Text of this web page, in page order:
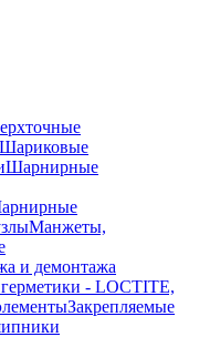
Шариковые
Шарнирные
Манжеты,
и демонтажа
- LOCTITE,
Закрепляемые